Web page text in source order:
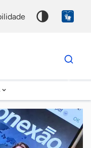
Dados
para
chave